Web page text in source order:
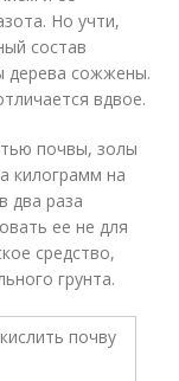
Но учти,
состав
дерева сожжены.
вдвое.
почвы, золы
килограмм на
два раза
ее не для
средство,
грунта.